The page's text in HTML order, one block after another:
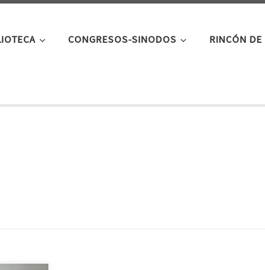
CONGRESOS-SINODOS RINCÓN